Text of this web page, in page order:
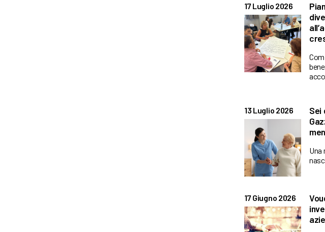
17 Luglio 2026
13 Luglio 2026
Sei
17 Giugno 2026